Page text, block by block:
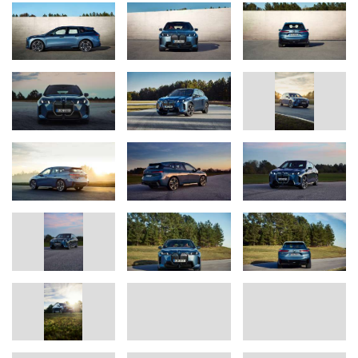
serie del nuevo BMW iX incluye faros LED adaptativos con
función de luz de giro y luces urbanas. La estructura de la parrilla
tipo riñón de BMW se repite en las líneas diagonales de las
cubiertas de los faros.
Los faldones delantero y trasero del nuevo BMW iX tienen un
diseño casi sin juntas y una mayor proporción de superficies
pintadas del color de la carrocería, lo que les confiere un aspecto
deportivo y elegante. El paquete deportivo M, ahora disponible
opcionalmente para el SAV totalmente eléctrico, realza la imagen
dinámica del vehículo con poderosas líneas, tomas de aire
delanteras llamativas y reflectores verticales en la parte trasera.
En combinación con el paquete deportivo M Pro, disponible
opcionalmente, el nuevo BMW iX cuenta con faros y pilotos
traseros oscuros M Shadow Line. El modelo superior de la serie
xDrive viene de serie con las características de diseño de los
paquetes M Sport y M Sport Pro, que incluyen una parrilla de
riñones específica para el modelo con logotipo M, carcasas de los
retrovisores exteriores en color negro y llantas de aleación ligera